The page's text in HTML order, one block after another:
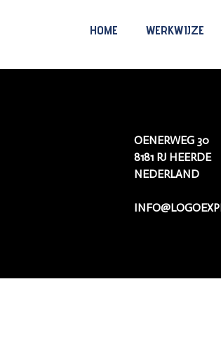
HOME WERKWIJZE
OENERWEG 30
8181 RJ HEERDE
NEDERLAND